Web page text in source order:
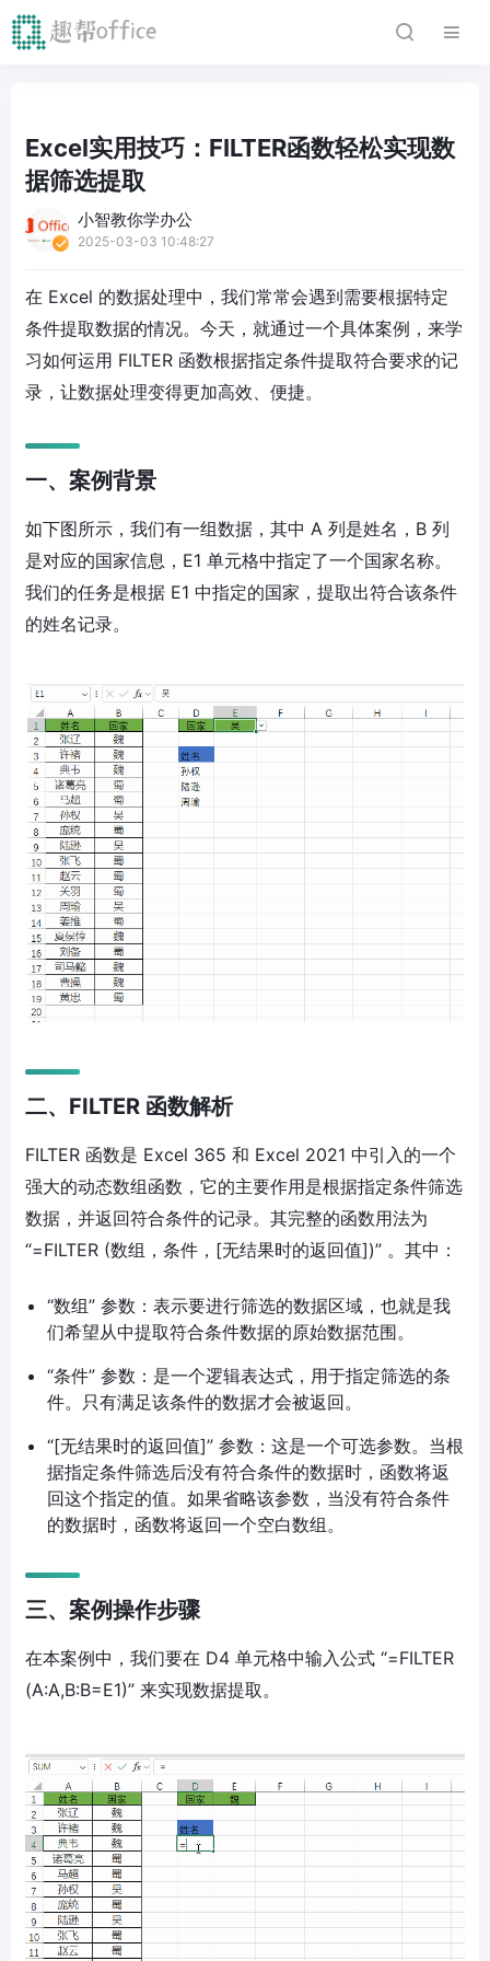
Excel实用技巧：FILTER函数轻松实现数
据筛选提取
小智教你学办公
2025-03-03 10:48:27
在 Excel 的数据处理中，我们常常会遇到需要根据特定
条件提取数据的情况。今天，就通过一个具体案例，来学
习如何运用 FILTER 函数根据指定条件提取符合要求的记
录，让数据处理变得更加高效、便捷。
一、案例背景
如下图所示，我们有一组数据，其中 A 列是姓名，B 列
是对应的国家信息，E1 单元格中指定了一个国家名称。
我们的任务是根据 E1 中指定的国家，提取出符合该条件
的姓名记录。
二、FILTER 函数解析
FILTER 函数是 Excel 365 和 Excel 2021 中引入的一个
强大的动态数组函数，它的主要作用是根据指定条件筛选
数据，并返回符合条件的记录。其完整的函数用法为
“=FILTER (数组，条件，[无结果时的返回值])” 。其中：
“数组” 参数：表示要进行筛选的数据区域，也就是我
们希望从中提取符合条件数据的原始数据范围。
“条件” 参数：是一个逻辑表达式，用于指定筛选的条
件。只有满足该条件的数据才会被返回。
“[无结果时的返回值]” 参数：这是一个可选参数。当根
据指定条件筛选后没有符合条件的数据时，函数将返
回这个指定的值。如果省略该参数，当没有符合条件
的数据时，函数将返回一个空白数组。
三、案例操作步骤
在本案例中，我们要在 D4 单元格中输入公式 “=FILTER
(A:A,B:B=E1)” 来实现数据提取。